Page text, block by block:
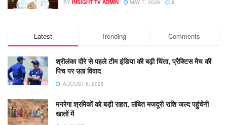
BY INSIGHT TV ADMIN MAY 7, 2026 0
Latest Trending Comments
श्रीलंका दौरे से पहले टीम इंडिया की बढ़ी चिंता, प्रैक्टिस मैच की
पिच पर उठा विवाद
AUGUST 6, 2026
मनरेगा श्रमिकों को बड़ी राहत, लंबित मजदूरी राशि जल्द पहुंचेगी
खातों में